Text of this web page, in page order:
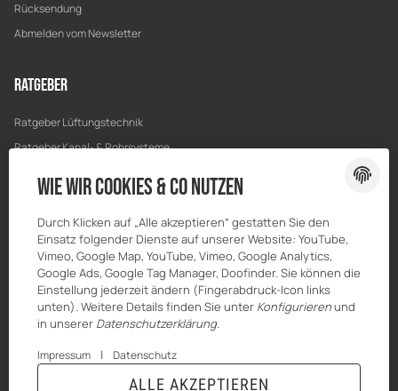
Rücksendung
Abmelden vom Newsletter
Ratgeber
Ratgeber Lüftungstechnik
Ratgeber Kanal- & Rohrsysteme
Ratgeber Bau & Trockenbau
Wie wir Cookies & Co nutzen
Durch Klicken auf „Alle akzeptieren“ gestatten Sie den
Einsatz folgender Dienste auf unserer Website: YouTube,
Vimeo, Google Map, YouTube, Vimeo, Google Analytics,
Google Ads, Google Tag Manager, Doofinder. Sie können die
Einstellung jederzeit ändern (Fingerabdruck-Icon links
unten). Weitere Details finden Sie unter Konfigurierenund
in unserer Datenschutzerklärung.
Impressum | Datenschutz
ALLE AKZEPTIEREN